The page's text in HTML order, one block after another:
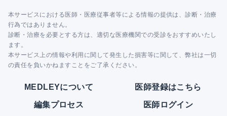
本サービスにおける医師・医療従事者等による情報の提供は、診断・治療
行為ではありません。
診断・治療を必要とする方は、適切な医療機関での受診をおすすめいたし
ます。
本サービス上の情報や利用に関して発生した損害等に関して、弊社は一切
の責任を負いかねますことをご了承ください。
MEDLEYについて 医師登録はこちら
編集プロセス 医師ログイン